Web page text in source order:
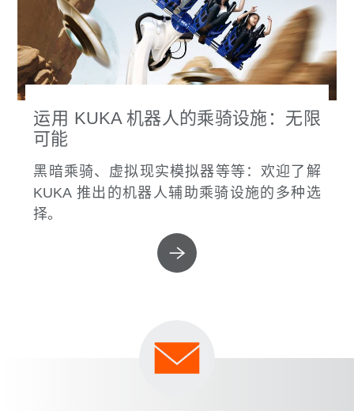
运用 KUKA 机器人的乘骑设施：无限
可能
黑暗乘骑、虚拟现实模拟器等等：欢迎了解
KUKA 推出的机器人辅助乘骑设施的多种选
择。